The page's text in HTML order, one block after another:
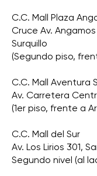
C.C. Mall Plaza
Cruce Av.
Surquillo
(Segundo piso,
C.C. Mall Aventura
Av. Carretera
(1er piso, frente a
C.C. Mall del Sur
Av. Los Lirios 301,
Segundo nivel (al